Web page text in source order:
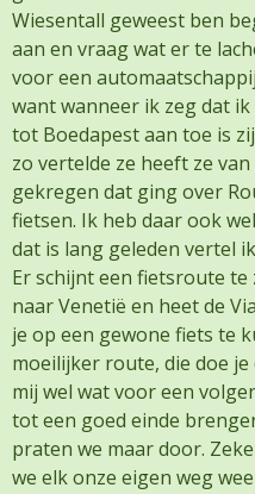
Wiesentall geweest ben
aan en vraag wat er te
voor een
want wanneer ik zeg dat
tot Boedapest aan toe is
zo vertelde ze heeft ze
gekregen dat ging over
fietsen. Ik heb daar ook
dat is lang geleden vertel
Er schijnt een fietsroute
naar Venetië en heet de
je op een gewone fiets te
moeilijker route, die doe
mij wel wat voor een
tot een goed einde
praten we maar door.
we elk onze eigen weg